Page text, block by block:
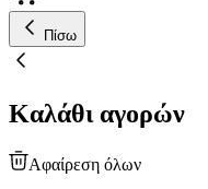
Πίσω
Καλάθι αγορών
Αφαίρεση όλων